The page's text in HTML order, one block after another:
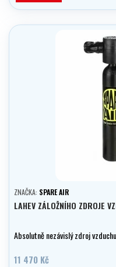
ZNAČKA: SPARE AIR
LAHEV ZÁLOŽNÍHO ZDROJE
Absolutně nezávislý zdroj vzduchu
11 470 Kč